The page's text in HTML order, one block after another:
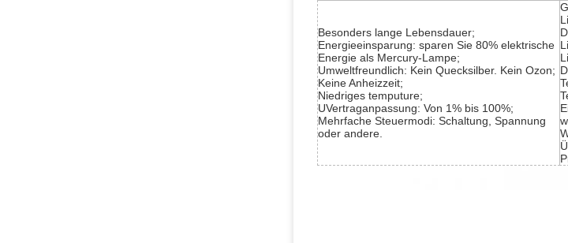
Besonders lange Lebensdauer;
Energieeinsparung: sparen Sie 80% elektrische
Energie als Mercury-Lampe;
Umweltfreundlich: Kein Quecksilber. Kein Ozon;
Keine Anheizzeit;
Niedriges temputure;
UVertraganpassung: Von 1% bis 100%;
Mehrfache Steuermodi: Schaltung, Spannung
oder andere.